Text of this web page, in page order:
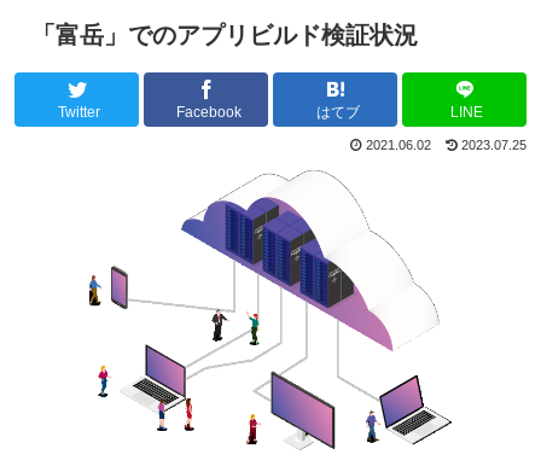
「富岳」でのアプリビルド検証状況
Twitter Facebook はてブ LINE
2021.06.02 2023.07.25